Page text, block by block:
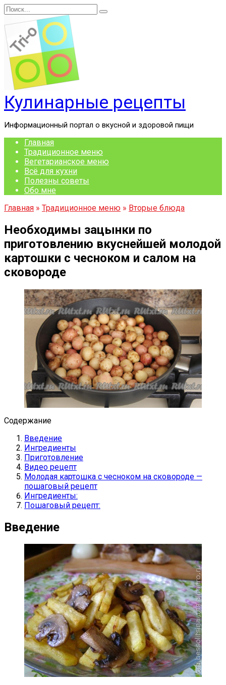
Перейти
к
содержанию
Search
for:
Кулинарные рецепты
Информационный портал о вкусной и здоровой пищи
Главная
Традиционное меню
Вегетарианское меню
Всё для кухни
Полезны советы
Обо мне
Главная » Традиционное меню » Вторые блюда
Необходимы зацынки по
приготовлению вкуснейшей молодой
картошки с чесноком и салом на
сковороде
Содержание
Введение
Ингредиенты
Приготовление
Видео рецепт
Молодая картошка с чесноком на сковороде —
пошаговый рецепт
Ингредиенты:
Пошаговый рецепт:
Введение